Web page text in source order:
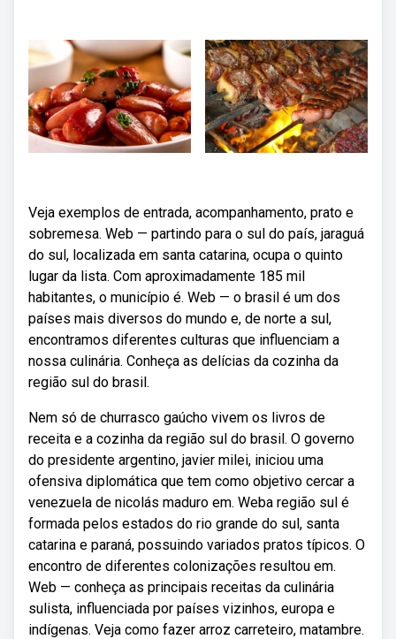
Veja exemplos de entrada, acompanhamento, prato e
sobremesa. Web — partindo para o sul do país, jaraguá
do sul, localizada em santa catarina, ocupa o quinto
lugar da lista. Com aproximadamente 185 mil
habitantes, o município é. Web — o brasil é um dos
países mais diversos do mundo e, de norte a sul,
encontramos diferentes culturas que influenciam a
nossa culinária. Conheça as delícias da cozinha da
região sul do brasil.
Nem só de churrasco gaúcho vivem os livros de
receita e a cozinha da região sul do brasil. O governo
do presidente argentino, javier milei, iniciou uma
ofensiva diplomática que tem como objetivo cercar a
venezuela de nicolás maduro em. Weba região sul é
formada pelos estados do rio grande do sul, santa
catarina e paraná, possuindo variados pratos típicos. O
encontro de diferentes colonizações resultou em.
Web — conheça as principais receitas da culinária
sulista, influenciada por países vizinhos, europa e
indígenas. Veja como fazer arroz carreteiro, matambre.